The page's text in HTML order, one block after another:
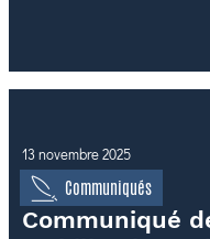
13 novembre 2025
Communiqués
Communiqué